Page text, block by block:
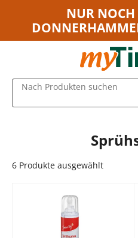
Zum Hauptinhalt springen
Zur Navigation springen
NUR NOCH
Nach Produkten suchen
6 Produkte ausgewählt